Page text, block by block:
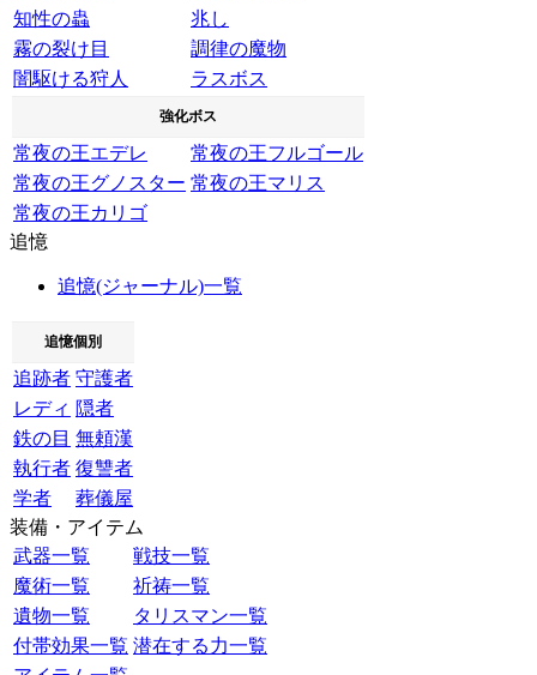
知性の蟲
兆し
霧の裂け目
調律の魔物
闇駆ける狩人
ラスボス
強化ボス
常夜の王エデレ
常夜の王フルゴール
常夜の王グノスター 常夜の王マリス
常夜の王カリゴ
追憶
追憶(ジャーナル)一覧
追憶個別
追跡者 守護者
レディ 隠者
鉄の目 無頼漢
執行者 復讐者
学者
葬儀屋
装備・アイテム
武器一覧
戦技一覧
魔術一覧
祈祷一覧
遺物一覧
タリスマン一覧
付帯効果一覧 潜在する力一覧